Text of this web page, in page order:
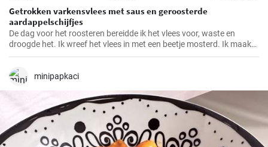
Getrokken varkensvlees met saus en geroosterde
aardappelschijfjes
De dag voor het roosteren bereidde ik het vlees voor, waste en
droogde het. Ik wreef het vlees in met een beetje mosterd. Ik maakte
een marinade van alle ingrediënten en goot deze over het vlees,
het marineren tot de volgende dag.
minipapkaci